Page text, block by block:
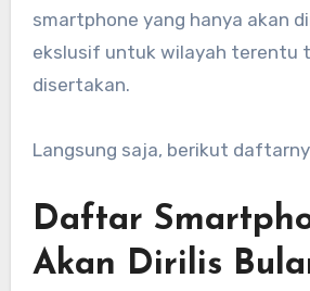
smartphone yang hanya akan
ekslusif untuk wilayah terentu
disertakan.
Langsung saja, berikut
Daftar
Akan Dirilis